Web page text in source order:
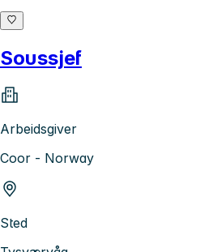
Soussjef
Arbeidsgiver
Coor - Norway
Sted